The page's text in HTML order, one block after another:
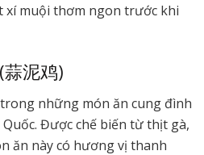
xí muội thơm ngon trước khi
泥鸡)
những món ăn cung đình
Được chế biến từ thịt gà,
ăn này có hương vị thanh